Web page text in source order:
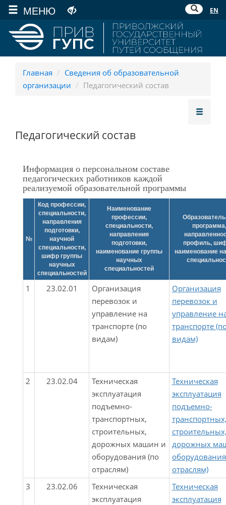
МЕНЮ EN
Главная / Сведения об образовательной
организации / Педагогический состав
Педагогический состав
Информация о персональном составе
педагогических работников каждой
реализуемой образовательной программы
№
Код профессии,
специальности,
направления
подготовки,
научной
специальности,
шифр группы
научных
специальностей
Наименование
профессии,
специальности,
направления
подготовки,
наименование группы
научных
специальностей
программа,
профиль,
наименование
1 23.02.01
Организация
перевозок и
управление на
транспорте (по
видам)
Организация
перевозок и
управление
транспорте
видам)
2 23.02.04
Техническая
эксплуатация
подъемно-
транспортных,
строительных,
дорожных машин и
оборудования (по
отраслям)
Техническая
эксплуатация
подъемно-
дорожных
отраслям)
3
23.02.06
Техническая
эксплуатация
Техническая
эксплуатация